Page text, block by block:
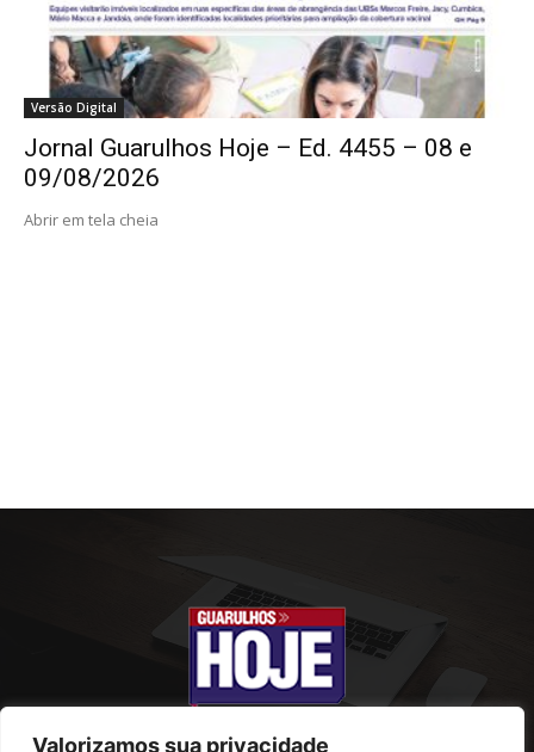
Valorizamos sua privacidade
Versão Digital
Jornal Guarulhos Hoje – Ed. 4455 – 08 e
09/08/2026
Abrir em tela cheia